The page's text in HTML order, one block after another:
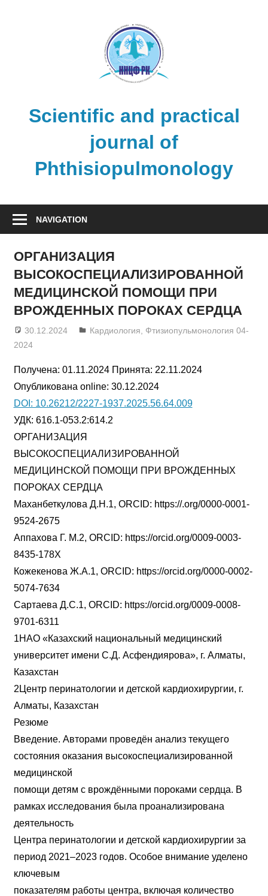
Scientific and practical
journal of
Phthisiopulmonology
NAVIGATION
ОРГАНИЗАЦИЯ
ВЫСОКОСПЕЦИАЛИЗИРОВАННОЙ
МЕДИЦИНСКОЙ ПОМОЩИ ПРИ
ВРОЖДЕННЫХ ПОРОКАХ СЕРДЦА
30.12.2024 admin
Кардиология
Фтизиопульмонология 04-
2024
Получена: 01.11.2024 Принята: 22.11.2024
Опубликована online: 30.12.2024
DOI: 10.26212/2227-1937.2025.56.64.009
УДК: 616.1-053.2:614.2
ОРГАНИЗАЦИЯ
ВЫСОКОСПЕЦИАЛИЗИРОВАННОЙ
МЕДИЦИНСКОЙ ПОМОЩИ ПРИ ВРОЖДЕННЫХ
ПОРОКАХ СЕРДЦА
Маханбеткулова Д.Н.1, ORCID: https://.org/0000-0001-
9524-2675
Аппахова Г. М.2, ORCID: https://orcid.org/0009-0003-
8435-178X
Кожекенова Ж.А.1, ORCID: https://orcid.org/0000-0002-
5074-7634
Сартаева Д.С.1, ORCID: https://orcid.org/0009-0008-
9701-6311
1НАО «Казахский национальный медицинский
университет имени С.Д. Асфендиярова», г. Алматы,
Казахстан
2Центр перинатологии и детской кардиохирургии, г.
Алматы, Казахстан
Резюме
Введение. Авторами проведён анализ текущего
состояния оказания высокоспециализированной
медицинской
помощи детям с врождёнными пороками сердца. В
рамках исследования была проанализирована
деятельность
Центра перинатологии и детской кардиохирургии за
период 2021–2023 годов. Особое внимание уделено
ключевым
показателям работы центра, включая количество